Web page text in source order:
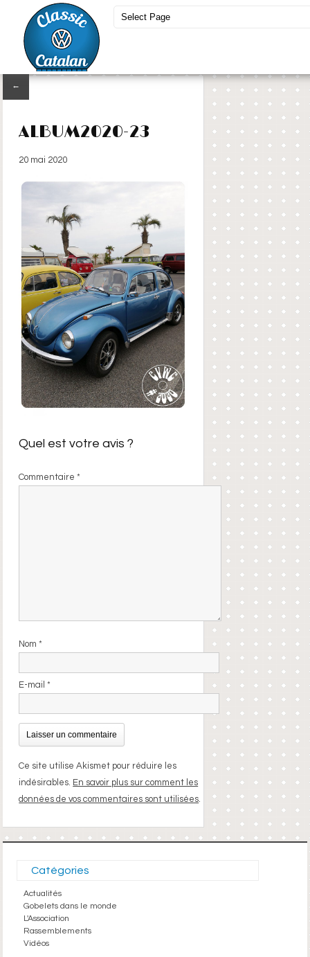
←
ALBUM2020-23
20 mai 2020
Quel est votre avis ?
Commentaire*
Nom*
E-mail*
Ce site utilise Akismet pour réduire les
indésirables. En savoir plus sur comment les
données de vos commentaires sont utilisées.
Catégories
Actualités
Gobelets dans le monde
L'Association
Rassemblements
Vidéos